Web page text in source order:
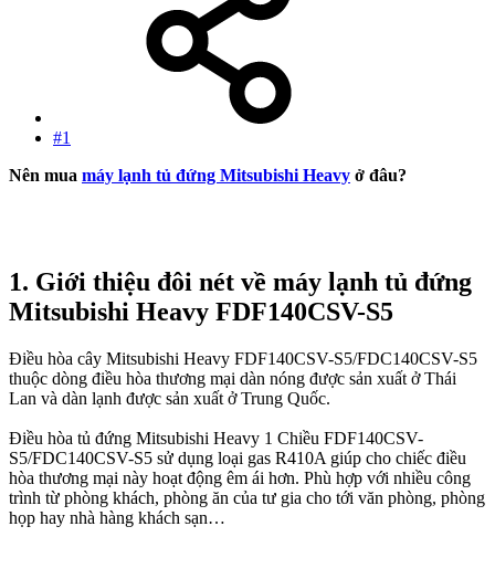
#1
Nên mua máy lạnh tủ đứng Mitsubishi Heavy ở đâu?
1. Giới thiệu đôi nét về máy lạnh tủ đứng
Mitsubishi Heavy FDF140CSV-S5
Điều hòa cây Mitsubishi Heavy FDF140CSV-S5/FDC140CSV-S5
thuộc dòng điều hòa thương mại dàn nóng được sản xuất ở Thái
Lan và dàn lạnh được sản xuất ở Trung Quốc.
Điều hòa tủ đứng Mitsubishi Heavy 1 Chiều FDF140CSV-
S5/FDC140CSV-S5 sử dụng loại gas R410A giúp cho chiếc điều
hòa thương mại này hoạt động êm ái hơn. Phù hợp với nhiều công
trình từ phòng khách, phòng ăn của tư gia cho tới văn phòng, phòng
họp hay nhà hàng khách sạn…